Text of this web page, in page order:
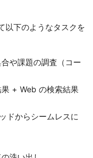
以下のようなタスクを
や課題の調査（コー
+ Web の検索結果
ドからシームレスに